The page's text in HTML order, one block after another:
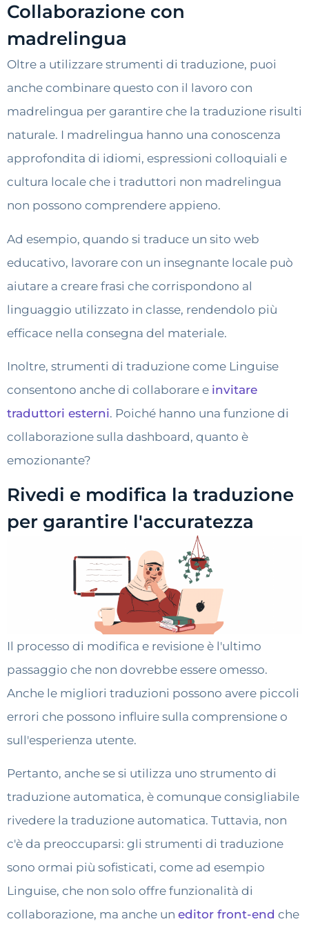
Collaborazione con
madrelingua
Oltre a utilizzare strumenti di traduzione, puoi
anche combinare questo con il lavoro con
madrelingua per garantire che la traduzione risulti
naturale. I madrelingua hanno una conoscenza
approfondita di idiomi, espressioni colloquiali e
cultura locale che i traduttori non madrelingua
non possono comprendere appieno.
Ad esempio, quando si traduce un sito web
educativo, lavorare con un insegnante locale può
aiutare a creare frasi che corrispondono al
linguaggio utilizzato in classe, rendendolo più
efficace nella consegna del materiale.
Inoltre, strumenti di traduzione come Linguise
consentono anche di collaborare e invitare
traduttori esterni. Poiché hanno una funzione di
collaborazione sulla dashboard, quanto è
emozionante?
Rivedi e modifica la traduzione
per garantire l'accuratezza
Il processo di modifica e revisione è l'ultimo
passaggio che non dovrebbe essere omesso.
Anche le migliori traduzioni possono avere piccoli
errori che possono influire sulla comprensione o
sull'esperienza utente.
Pertanto, anche se si utilizza uno strumento di
traduzione automatica, è comunque consigliabile
rivedere la traduzione automatica. Tuttavia, non
c'è da preoccuparsi: gli strumenti di traduzione
sono ormai più sofisticati, come ad esempio
Linguise, che non solo offre funzionalità di
collaborazione, ma anche un editor front-end che